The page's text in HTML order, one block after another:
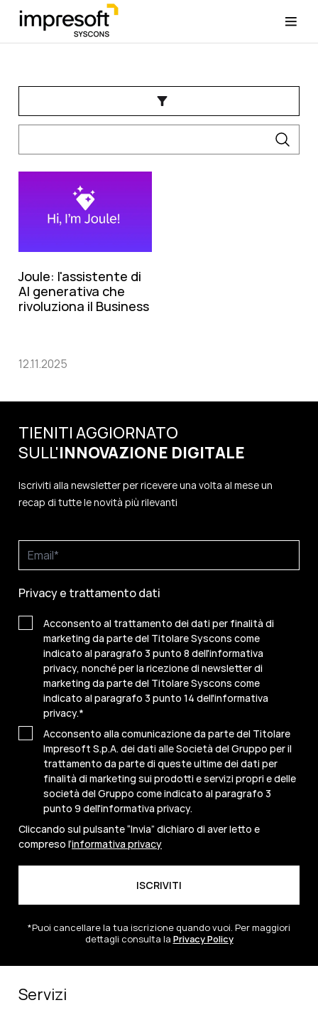
Joule: l'assistente di
AI generativa che
rivoluziona il Business
12.11.2025
TIENITI AGGIORNATO
SULL'INNOVAZIONE DIGITALE
Iscriviti alla newsletter per ricevere una volta al mese un
recap di tutte le novità più rilevanti
Privacy e trattamento dati
Acconsento al trattamento dei dati per finalità di
marketing da parte del Titolare Syscons come
indicato al paragrafo 3 punto 8 dell'informativa
privacy, nonché per la ricezione di newsletter di
marketing da parte del Titolare Syscons come
indicato al paragrafo 3 punto 14 dell'informativa
privacy.*
Acconsento alla comunicazione da parte del Titolare
Impresoft S.p.A. dei dati alle Società del Gruppo per il
trattamento da parte di queste ultime dei dati per
finalità di marketing sui prodotti e servizi propri e delle
società del Gruppo come indicato al paragrafo 3
punto 9 dell'informativa privacy.
Cliccando sul pulsante “Invia” dichiaro di aver letto e
compreso l’informativa privacy
*Puoi cancellare la tua iscrizione quando vuoi. Per maggiori
dettagli consulta la Privacy Policy
Servizi